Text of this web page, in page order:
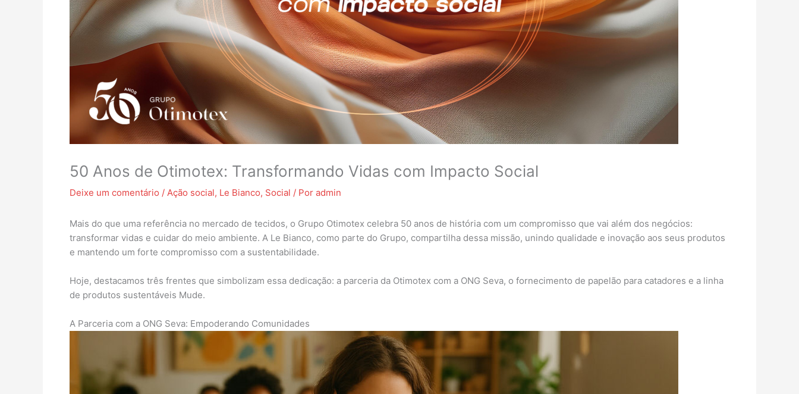
50 Anos de Otimotex: Transformando Vidas com Impacto Social
Deixe um comentário / Ação social, Le Bianco, Social / Por admin
Mais do que uma referência no mercado de tecidos, o Grupo Otimotex celebra 50 anos de história com um compromisso que vai além dos negócios:
transformar vidas e cuidar do meio ambiente. A Le Bianco, como parte do Grupo, compartilha dessa missão, unindo qualidade e inovação aos seus produtos
e mantendo um forte compromisso com a sustentabilidade.
Hoje, destacamos três frentes que simbolizam essa dedicação: a parceria da Otimotex com a ONG Seva, o fornecimento de papelão para catadores e a linha
de produtos sustentáveis Mude.
A Parceria com a ONG Seva: Empoderando Comunidades